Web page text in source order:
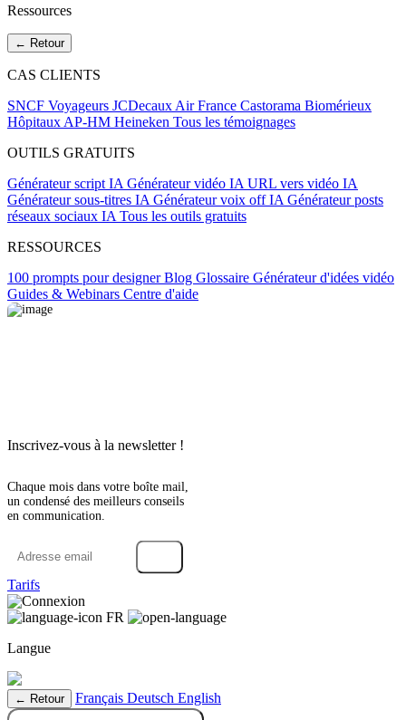
Ressources
← Retour
CAS CLIENTS
SNCF Voyageurs JCDecaux Air France Castorama Biomérieux
Hôpitaux AP-HM Heineken Tous les témoignages
OUTILS GRATUITS
Générateur script IA Générateur vidéo IA URL vers vidéo IA
Générateur sous-titres IA Générateur voix off IA Générateur posts
réseaux sociaux IA Tous les outils gratuits
RESSOURCES
100 prompts pour designerBlog Glossaire Générateur d'idées vidéo
Guides & Webinars Centre d'aide
Inscrivez-vous à la newsletter !
Chaque mois dans votre boîte mail,
un condensé des meilleurs conseils
en communication.
Tarifs
Connexion
FR
Langue
← Retour Français Deutsch English